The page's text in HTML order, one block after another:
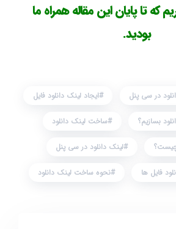
که تا پایان این مقاله همراه ما
بودید.
در سی پنل ایجاد لینک دانلود فایل
بسازیم؟ ساخت لینک دانلود
چیست؟ لینک دانلود در سی پنل
فایل ها نحوه ساخت لینک دانلود